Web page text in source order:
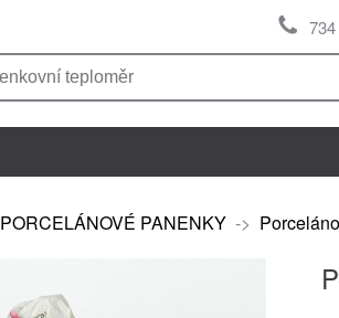
PORCELÁNOVÉ PANENKY ->